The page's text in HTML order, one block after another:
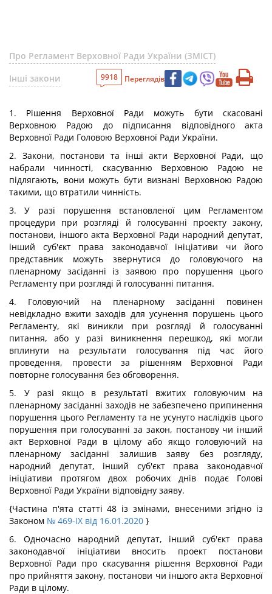
Про Регламент Верховної Ради України (ЗМІСТ)
Інші закони
9918 Переглядів
1. Рішення Верховної Ради можуть бути скасовані
Верховною Радою до підписання відповідного акта
Верховної Ради Головою Верховної Ради України.
2. Закони, постанови та інші акти Верховної Ради, що
набрали чинності, скасуванню Верховною Радою не
підлягають, вони можуть бути визнані Верховною Радою
такими, що втратили чинність.
3. У разі порушення встановленої цим Регламентом
процедури при розгляді й голосуванні проекту закону,
постанови, іншого акта Верховної Ради народний депутат,
інший суб'єкт права законодавчої ініціативи чи його
представник можуть звернутися до головуючого на
пленарному засіданні із заявою про порушення цього
Регламенту при розгляді й голосуванні питання.
4. Головуючий на пленарному засіданні повинен
невідкладно вжити заходів для усунення порушень цього
Регламенту, які виникли при розгляді й голосуванні
питання, або у разі виникнення перешкод, які могли
вплинути на результати голосування під час його
проведення, провести за рішенням Верховної Ради
повторне голосування без обговорення.
5. У разі якщо в результаті вжитих головуючим на
пленарному засіданні заходів не забезпечено припинення
порушення цього Регламенту та не усунуто наслідків цього
порушення при голосуванні за закон, постанову чи інший
акт Верховної Ради в цілому або якщо головуючий на
пленарному засіданні залишив заяву без розгляду,
народний депутат, інший суб'єкт права законодавчої
ініціативи протягом двох робочих днів подає Голові
Верховної Ради України відповідну заяву.
{Частина п'ята статті 48 із змінами, внесеними згідно із
Законом № 469-IX від 16.01.2020 }
6. Одночасно народний депутат, інший суб'єкт права
законодавчої ініціативи вносить проект постанови
Верховної Ради про скасування рішення Верховної Ради
про прийняття закону, постанови чи іншого акта Верховної
Ради в цілому.